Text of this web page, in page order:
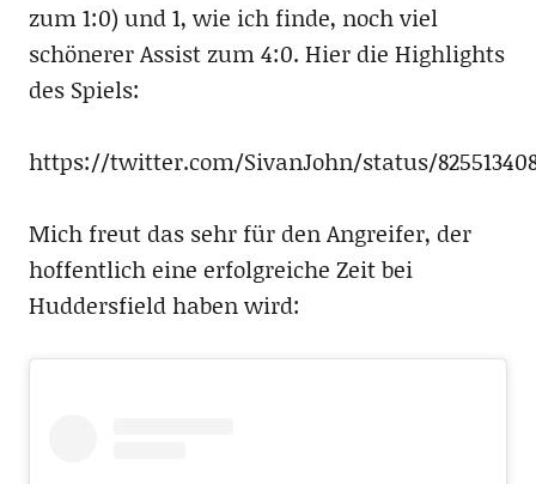
zum 1:0) und 1, wie ich finde, noch viel
schönerer Assist zum 4:0. Hier die Highlights
des Spiels:
https://twitter.com/SivanJohn/status/
Mich freut das sehr für den Angreifer, der
hoffentlich eine erfolgreiche Zeit bei
Huddersfield haben wird: